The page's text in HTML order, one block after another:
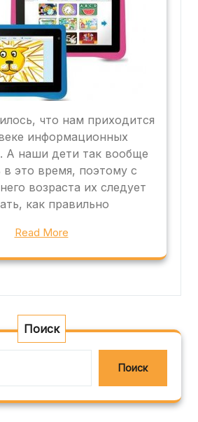
что нам приходится
информационных
А наши дети так вообще
в это время, поэтому с
возраста их следует
как правильно
Read More
Поиск
Поиск